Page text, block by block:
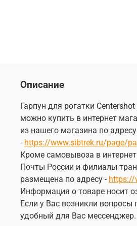
Описание
Гарпун для рогатки
можно купить в интернет
из нашего магазина по
- https://www.sibtrek.ru/page/
Кроме самовывоза в
Почты России и филиалы
размещена по адресу - https://
Информация о товаре носит
Если у Вас возникли
удобный для Вас мессенджер.